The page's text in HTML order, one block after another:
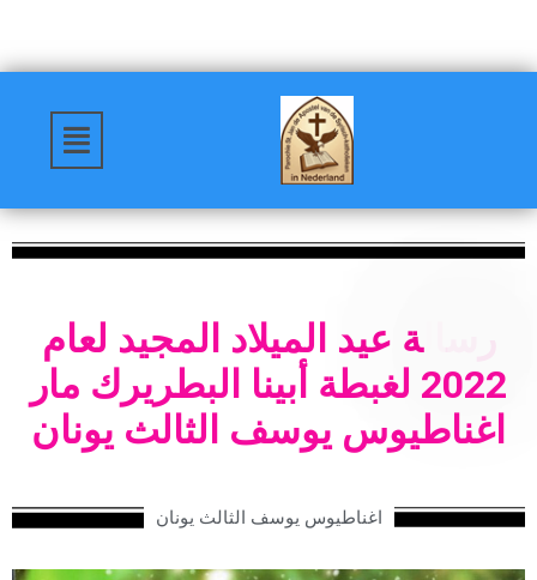
لة عيد لميلد لمجيد لعام
2022 لغبطة أبينا لبطر ير ك مار
اغناطيوس يوسف لثالث يونان
اغناطيوس يوسف الثالث يونان